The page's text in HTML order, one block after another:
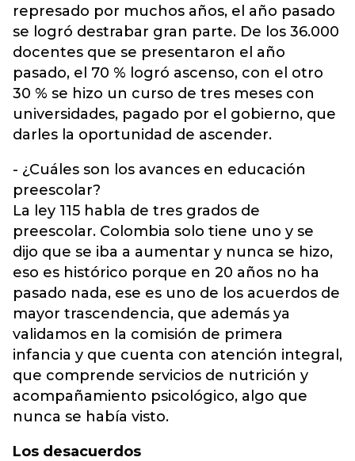
represado por muchos años, el año pasado
se logró destrabar gran parte. De los 36.000
docentes que se presentaron el año
pasado, el 70 % logró ascenso, con el otro
30 % se hizo un curso de tres meses con
universidades, pagado por el gobierno, que
darles la oportunidad de ascender.
- ¿Cuáles son los avances en educación
preescolar?
La ley 115 habla de tres grados de
preescolar. Colombia solo tiene uno y se
dijo que se iba a aumentar y nunca se hizo,
eso es histórico porque en 20 años no ha
pasado nada, ese es uno de los acuerdos de
mayor trascendencia, que además ya
validamos en la comisión de primera
infancia y que cuenta con atención integral,
que comprende servicios de nutrición y
acompañamiento psicológico, algo que
nunca se había visto.
Los desacuerdos